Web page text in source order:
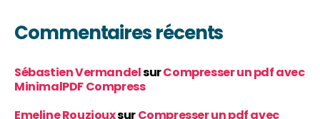
Commentaires récents
Sébastien VermandelsurCompresser un pdf avec
MinimalPDF Compress
Emeline RouziouxsurCompresser un pdf avec